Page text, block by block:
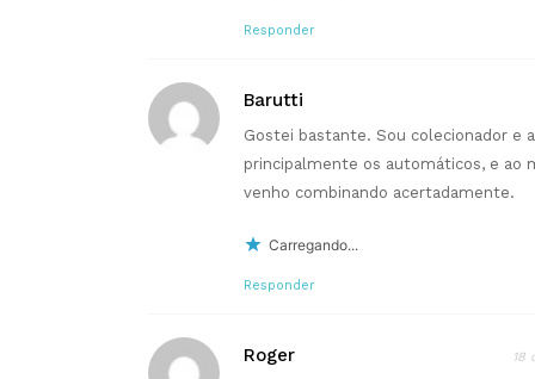
Responder
Barutti
Gostei bastante. Sou colecionador e
principalmente os automáticos, e ao
venho combinando acertadamente.
Carregando...
Responder
Roger 18